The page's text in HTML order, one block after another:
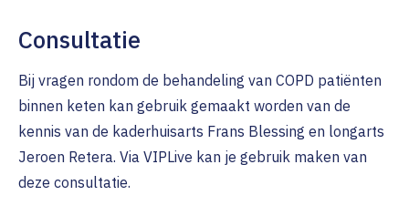
Consultatie
Bij vragen rondom de behandeling van COPD patiënten
binnen keten kan gebruik gemaakt worden van de
kennis van de kaderhuisarts Frans Blessing en longarts
Jeroen Retera. Via VIPLive kan je gebruik maken van
deze consultatie.